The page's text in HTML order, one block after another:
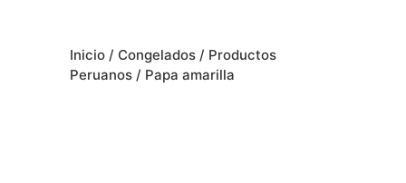
Inicio / Congelados / Productos
Peruanos / Papa amarilla